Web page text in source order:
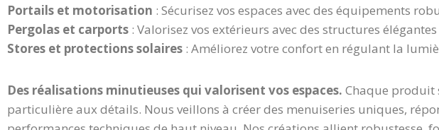
Portails et motorisation : Sécurisez vos espaces avec des équipements
Pergolas et carports : Valorisez vos extérieurs avec des structures
Stores et protections solaires : Améliorez votre confort en régulant la
Des réalisations minutieuses qui valorisent vos espaces. Chaque produit
particulière aux détails. Nous veillons à créer des menuiseries uniques,